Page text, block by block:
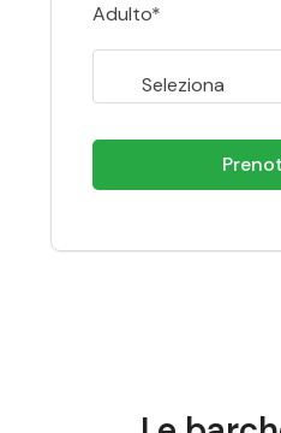
Adulto*